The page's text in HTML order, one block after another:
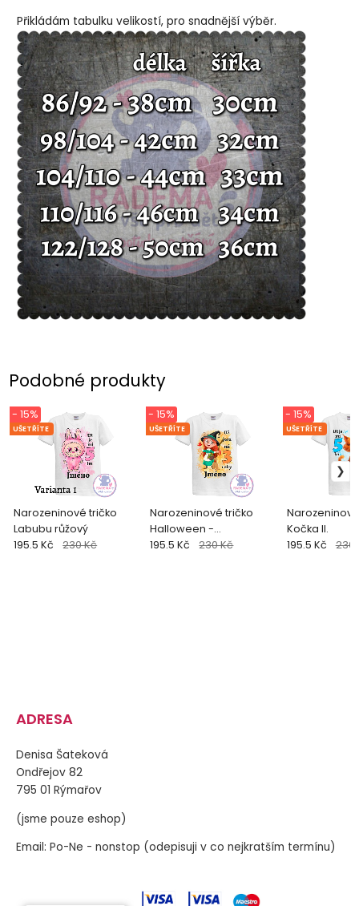
Přikládám tabulku velikostí, pro snadnější výběr.
Podobné produkty
Narozeninové tričko
Labubu růžový
UŠETŘÍTE
- 15%
195.5 Kč 230 Kč
Narozeninové tričko
Halloween -
Čarodějnice
UŠETŘÍTE
- 15%
195.5 Kč 230 Kč
Kočka II.
UŠETŘÍTE
- 15%
195.5 Kč 230
ADRESA
Denisa Šateková
Ondřejov 82
795 01 Rýmařov
(jsme pouze eshop)
Email: Po-Ne - nonstop (odepisuji v co nejkratším termínu)